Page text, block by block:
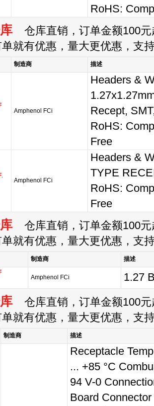
RoHS:
仓库直销，订单金额100元
就有优惠，量大更优惠，支
制造商 描述
Amphenol FCi
Headers &
Recept,
RoHS:
Free
.
Amphenol FCi
Headers &
TYPE
RoHS:
Free
仓库直销，订单金额100元
就有优惠，量大更优惠，支
制造商
描述
Amphenol FCi 1.27
仓库直销，订单金额100元
就有优惠，量大更优惠，支
制造商 描述
Receptacle
... +85 °C
94 V-0
Board